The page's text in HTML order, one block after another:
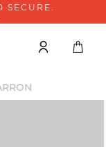
SECURE.